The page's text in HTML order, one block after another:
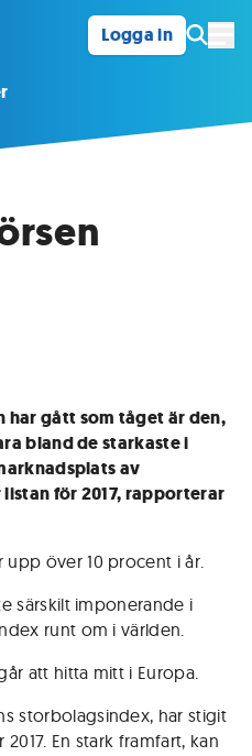
Logga in
har gått som tåget är den,
bland de starkaste i
av
för 2017, rapporterar
upp över 10 procent i år.
särskilt imponerande i
runt om i världen.
att hitta mitt i Europa.
storbolagsindex, har stigit
En stark framfart, kan